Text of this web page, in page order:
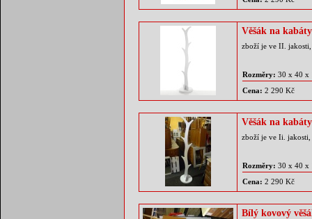
Věšák na
zboží je ve II.
Rozměry: 30 x 40 x
Cena: 2 290 Kč
Věšák na
zboží je ve Ii.
Rozměry: 30 x 40 x
Cena: 2 290 Kč
Bílý kovový